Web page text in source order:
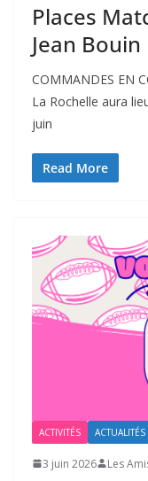
Places
Jean Bouin
COMMANDES EN
La Rochelle aura
juin
Read More
ACTIVITÉS ACTUALITÉS
3 juin 2026 Les